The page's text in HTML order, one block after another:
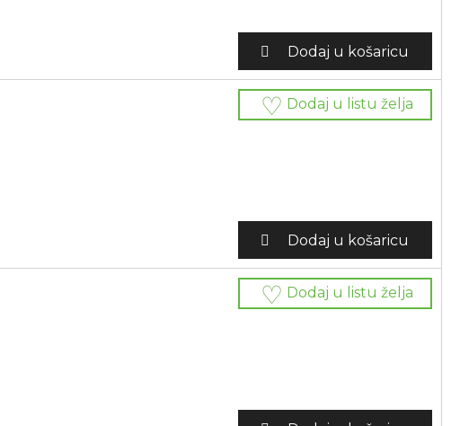
Dodaj u košaricu
Dodaj u košaricu
Dodaj u listu želja
Dodaj u listu želja